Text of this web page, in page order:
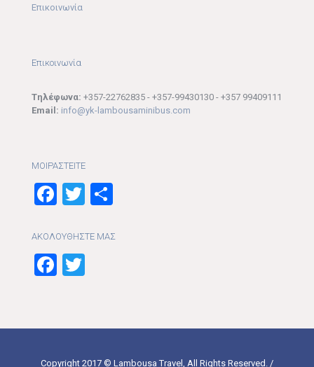
Επικοινωνία
Επικοινωνία
Tηλέφωνα: +357-22762835 - +357-99430130 - +357 99409111
Email: info@yk-lambousaminibus.com
ΜΟΙΡΑΣTEITE
Facebook
Twitter
ΑΚΟΛΟΥΘΗΣΤΕ ΜΑΣ
Facebook
Copyright 2017 © Lambousa Travel, All Rights Reserved. /